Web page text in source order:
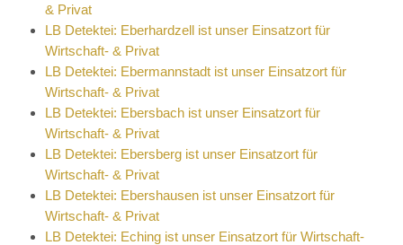
& Privat
LB Detektei: Eberhardzell ist unser Einsatzort für
Wirtschaft- & Privat
LB Detektei: Ebermannstadt ist unser Einsatzort für
Wirtschaft- & Privat
LB Detektei: Ebersbach ist unser Einsatzort für
Wirtschaft- & Privat
LB Detektei: Ebersberg ist unser Einsatzort für
Wirtschaft- & Privat
LB Detektei: Ebershausen ist unser Einsatzort für
Wirtschaft- & Privat
LB Detektei: Eching ist unser Einsatzort für Wirtschaft-